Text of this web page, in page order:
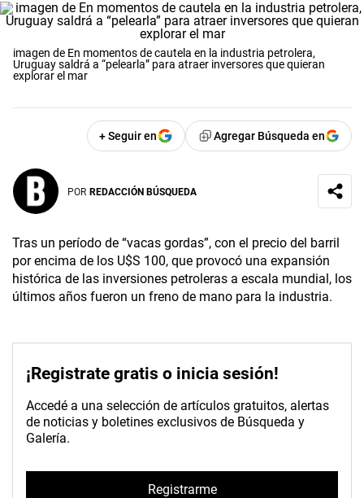
imagen de En momentos de cautela en la industria petrolera,
Uruguay saldrá a “pelearla” para atraer inversores que quieran
explorar el mar
+ Seguir en Agregar Búsqueda en
POR REDACCIÓN BÚSQUEDA
Tras un período de “vacas gordas”, con el precio del barril
por encima de los U$S 100, que provocó una expansión
histórica de las inversiones petroleras a escala mundial, los
últimos años fueron un freno de mano para la industria.
¡Registrate gratis o inicia sesión!
Accedé a una selección de artículos gratuitos, alertas
de noticias y boletines exclusivos de Búsqueda y
Galería.
Registrarme